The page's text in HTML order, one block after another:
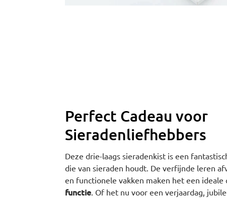
Perfect Cadeau voor
Sieradenliefhebbers
Deze drie-laags sieradenkist is een
die van sieraden houdt. De verfijnde leren
en functionele vakken maken het een ideale
functie. Of het nu voor een verjaardag,